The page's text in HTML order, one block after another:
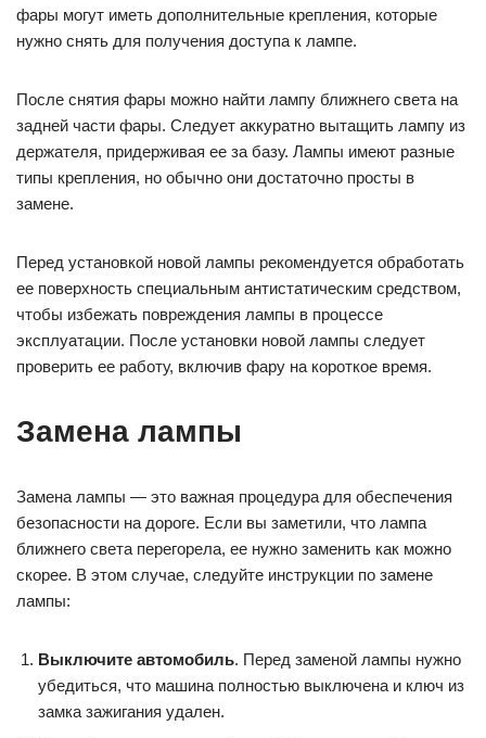
фары могут иметь дополнительные крепления, которые
нужно снять для получения доступа к лампе.
После снятия фары можно найти лампу ближнего света на
задней части фары. Следует аккуратно вытащить лампу из
держателя, придерживая ее за базу. Лампы имеют разные
типы крепления, но обычно они достаточно просты в
замене.
Перед установкой новой лампы рекомендуется обработать
ее поверхность специальным антистатическим средством,
чтобы избежать повреждения лампы в процессе
эксплуатации. После установки новой лампы следует
проверить ее работу, включив фару на короткое время.
Замена лампы
Замена лампы — это важная процедура для обеспечения
безопасности на дороге. Если вы заметили, что лампа
ближнего света перегорела, ее нужно заменить как можно
скорее. В этом случае, следуйте инструкции по замене
лампы:
Выключите автомобиль. Перед заменой лампы нужно
убедиться, что машина полностью выключена и ключ из
замка зажигания удален.